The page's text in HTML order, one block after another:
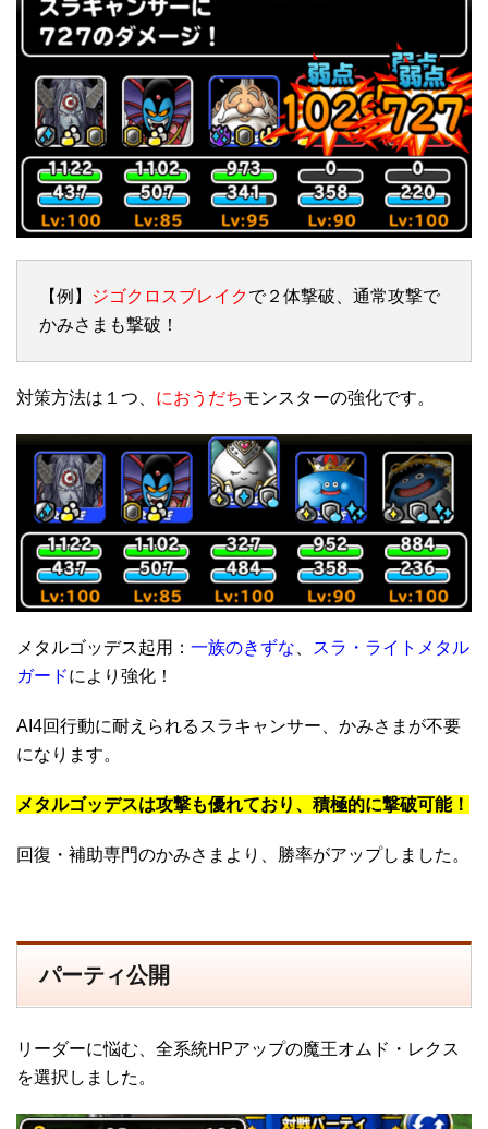
【例】 ジゴクロスブレイクで２体撃破、通常攻撃で
かみさまも撃破！
対策方法は１つ、 におうだちモンスターの強化です。
メタルゴッデス起用： 一族のきずな
スラ・ライトメタル
ガードにより強化！
AI4回行動に耐えられるスラキャンサー、かみさまが不要
になります。
メタルゴッデスは攻撃も優れており、積極的に撃破可能！
回復・補助専門のかみさまより、勝率がアップしました。
パーティ公開
リーダーに悩む、全系統HPアップの魔王オムド・レクス
を選択しました。